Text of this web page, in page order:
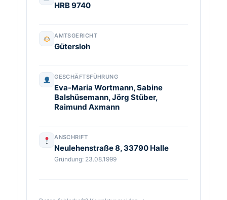
HRB 9740
AMTSGERICHT
Gütersloh
GESCHÄFTSFÜHRUNG
Eva-Maria Wortmann, Sabine
Balshüsemann, Jörg Stüber,
Raimund Axmann
ANSCHRIFT
Neulehenstraße 8, 33790 Halle
Gründung: 23.08.1999